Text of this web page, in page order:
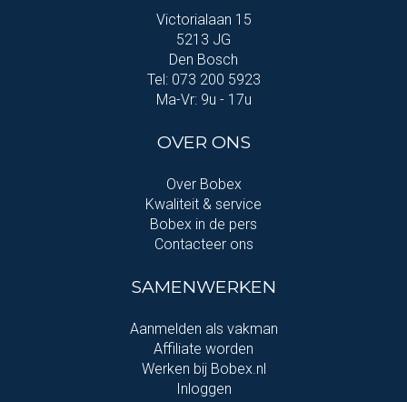
Victorialaan 15
5213 JG
Den Bosch
Tel: 073 200 5923
Ma-Vr: 9u - 17u
OVER ONS
Over Bobex
Kwaliteit & service
Bobex in de pers
Contacteer ons
SAMENWERKEN
Aanmelden als vakman
Affiliate worden
Werken bij Bobex.nl
Inloggen